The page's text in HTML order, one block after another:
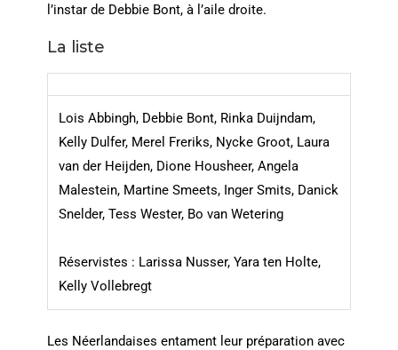
l’instar de Debbie Bont, à l’aile droite.
La liste
Lois Abbingh, Debbie Bont, Rinka Duijndam,
Kelly Dulfer, Merel Freriks, Nycke Groot, Laura
van der Heijden, Dione Housheer, Angela
Malestein, Martine Smeets, Inger Smits, Danick
Snelder, Tess Wester, Bo van Wetering
Réservistes : Larissa Nusser, Yara ten Holte,
Kelly Vollebregt
Les Néerlandaises entament leur préparation avec